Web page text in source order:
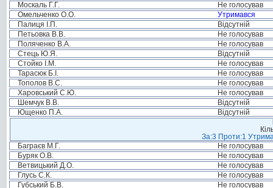
Москаль Г.Г.
Не голосував
Омельченко О.О.
Утримався
Палиця І.П.
Відсутній
Петьовка В.В.
Не голосував
Поляченко В.А.
Не голосував
Стець Ю.Я.
Відсутній
Стойко І.М.
Не голосував
Тарасюк Б.І.
Не голосував
Тополов В.С.
Не голосував
Харовський С.Ю.
Не голосував
Шемчук В.В.
Відсутній
Ющенко П.А.
Відсутній
За:3 Проти:1
Баграєв М.Г.
Не голосував
Буряк О.В.
Не голосував
Ветвицький Д.О.
Не голосував
Глусь С.К.
Не голосував
Губський Б.В.
Не голосував